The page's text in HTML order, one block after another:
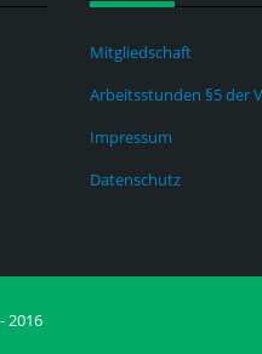
Mitgliedschaft
Arbeitsstunden §5 der
Impressum
Datenschutz
2016